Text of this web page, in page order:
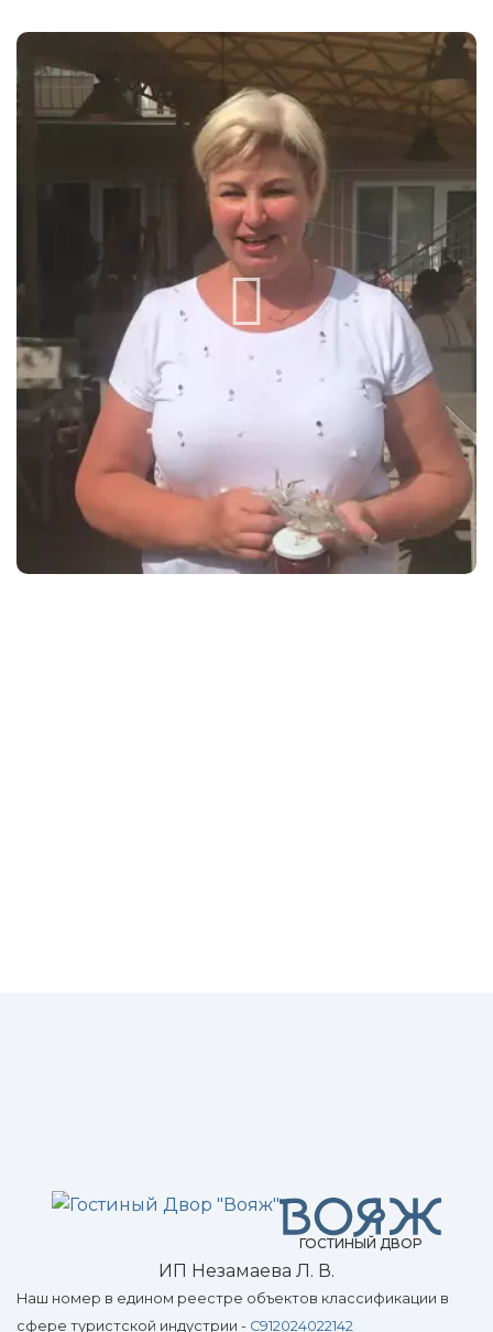
ГОСТИНЫЙ ДВОР
ИП Незамаева Л. В.
Наш номер в едином реестре объектов классификации в
сфере туристской индустрии - С912024022142